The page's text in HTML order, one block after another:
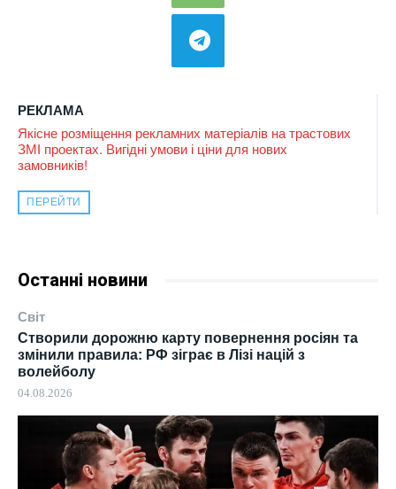
РЕКЛАМА
Якісне розміщення рекламних матеріалів на трастових
ЗМІ проектах. Вигідні умови і ціни для нових
замовників!
ПЕРЕЙТИ
Останні новини
Світ
Створили дорожню карту повернення росіян та
змінили правила: РФ зіграє в Лізі націй з
волейболу
04.08.2026